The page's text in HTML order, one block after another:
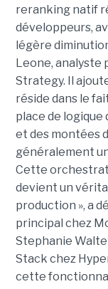
reranking natif
développeurs,
légère
Leone, analyste
Strategy. Il
réside dans le
place de logique
et des montées
généralement
Cette
devient un
production », a
principal chez
Stephanie
Stack chez
cette